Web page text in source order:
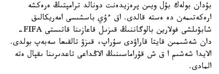
بۇدان بولەك بۇل ويىن پرەزيدەنت دونالد ترامپتىڭ ەرەكشە
ارەكەتىمەن دە ەستە قالدى. اق ءۇي باسشىسى امەريكالىق
شابۋىلشى فولارين بالوگاننىڭ قىزىل قاعازىنا قاتىستى FIFA-
دان شەشىمىن قايتا قاراۋدى سۇراپ، قىزۋ تالقىعا سەبەپ بولدى.
الايدا شەشىم ا ق ش قۇراماسىنىڭ الاڭداعى تاعدىرىنا ىقپال ەتە
المادى.